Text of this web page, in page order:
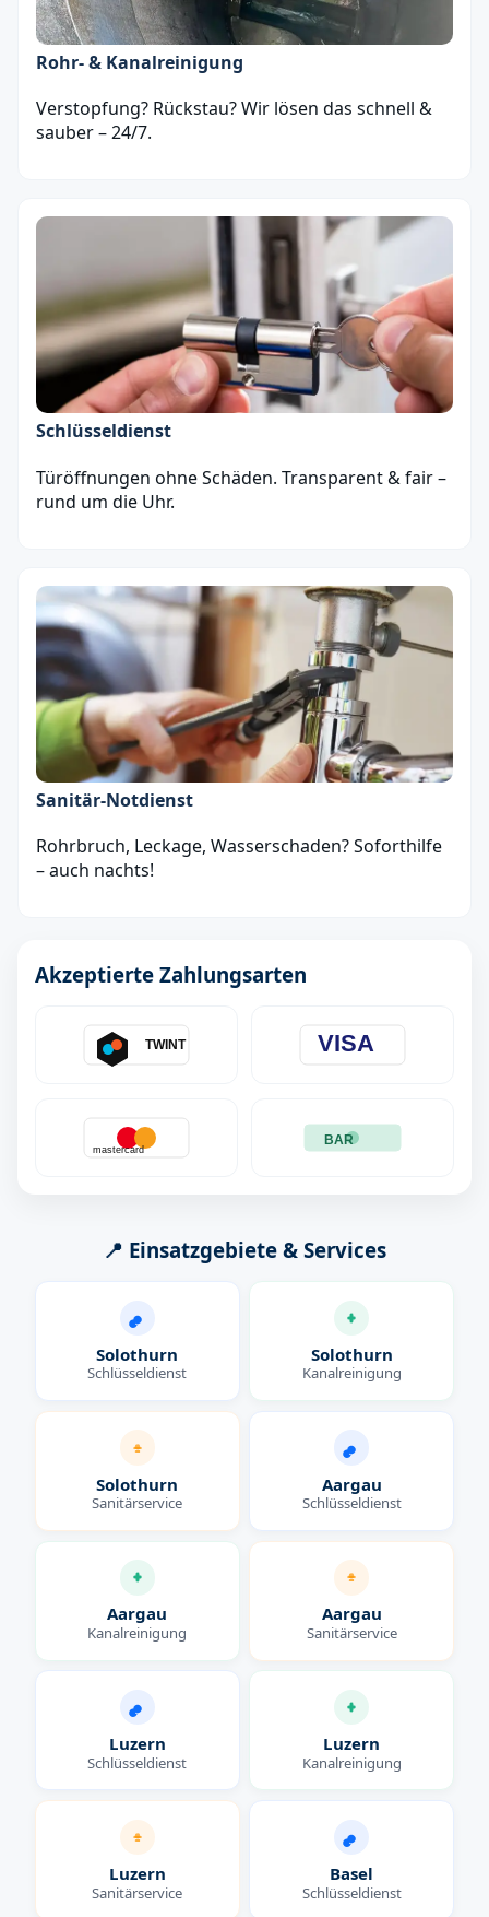
Rohr- & Kanalreinigung
Verstopfung? Rückstau? Wir lösen das schnell &
sauber – 24/7.
Schlüsseldienst
Türöffnungen ohne Schäden. Transparent & fair –
rund um die Uhr.
Sanitär‑Notdienst
Rohrbruch, Leckage, Wasserschaden? Soforthilfe
– auch nachts!
Akzeptierte Zahlungsarten
TWINT VISA
mastercard
BAR
📍 Einsatzgebiete & Services
Solothurn
Schlüsseldienst
Solothurn
Kanalreinigung
Solothurn
Sanitärservice
Aargau
Schlüsseldienst
Aargau
Kanalreinigung
Aargau
Sanitärservice
Luzern
Schlüsseldienst
Luzern
Kanalreinigung
Luzern
Sanitärservice
Basel
Schlüsseldienst